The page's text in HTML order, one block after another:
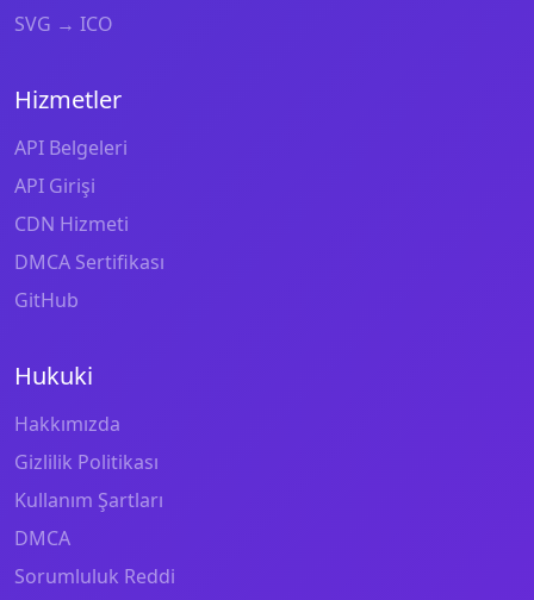
SVG → ICO
Hizmetler
API Belgeleri
API Girişi
CDN Hizmeti
DMCA Sertifikası
GitHub
Hukuki
Hakkımızda
Gizlilik Politikası
Kullanım Şartları
DMCA
Sorumluluk Reddi